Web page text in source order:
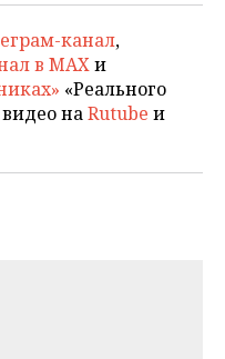
канал,
в MAXи
«Реального
наRutube и